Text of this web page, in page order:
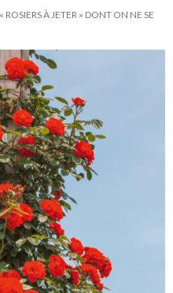
ROSIERS À JETER » DONT ON NE SE